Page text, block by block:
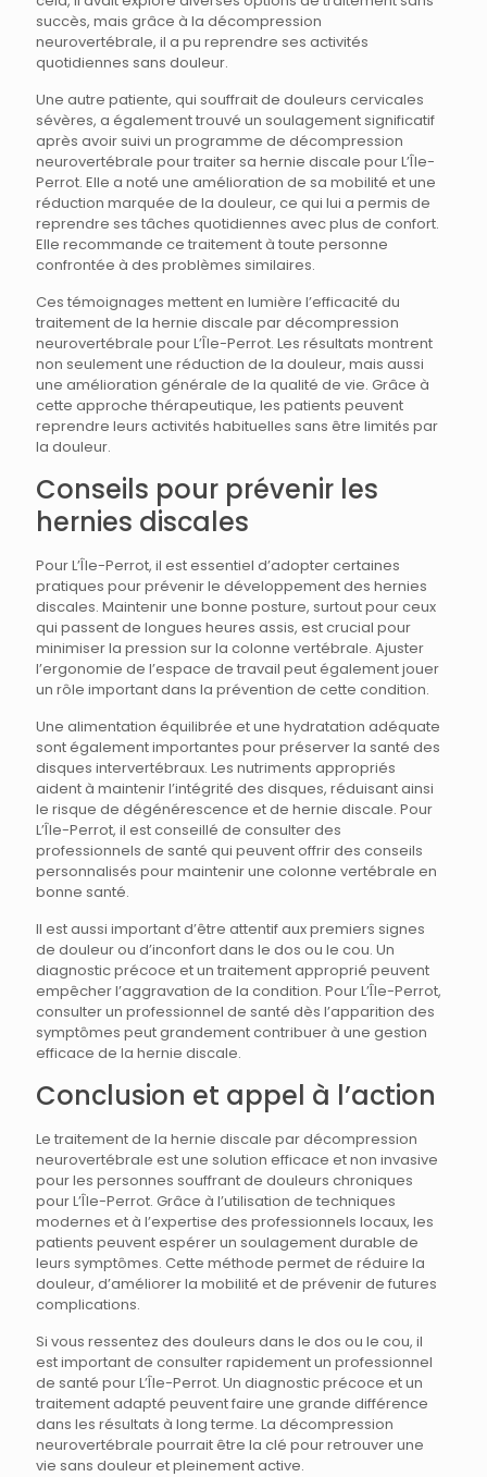
succès, mais grâce à la décompression
neurovertébrale, il a pu reprendre ses activités
quotidiennes sans douleur.
Une autre patiente, qui souffrait de douleurs cervicales
sévères, a également trouvé un soulagement significatif
après avoir suivi un programme de décompression
neurovertébrale pour traiter sa hernie discale pour L’Île-
Perrot. Elle a noté une amélioration de sa mobilité et une
réduction marquée de la douleur, ce qui lui a permis de
reprendre ses tâches quotidiennes avec plus de confort.
Elle recommande ce traitement à toute personne
confrontée à des problèmes similaires.
Ces témoignages mettent en lumière l’efficacité du
traitement de la hernie discale par décompression
neurovertébrale pour L’Île-Perrot. Les résultats montrent
non seulement une réduction de la douleur, mais aussi
une amélioration générale de la qualité de vie. Grâce à
cette approche thérapeutique, les patients peuvent
reprendre leurs activités habituelles sans être limités par
la douleur.
Conseils pour prévenir les
hernies discales
Pour L’Île-Perrot, il est essentiel d’adopter certaines
pratiques pour prévenir le développement des hernies
discales. Maintenir une bonne posture, surtout pour ceux
qui passent de longues heures assis, est crucial pour
minimiser la pression sur la colonne vertébrale. Ajuster
l’ergonomie de l’espace de travail peut également jouer
un rôle important dans la prévention de cette condition.
Une alimentation équilibrée et une hydratation adéquate
sont également importantes pour préserver la santé des
disques intervertébraux. Les nutriments appropriés
aident à maintenir l’intégrité des disques, réduisant ainsi
le risque de dégénérescence et de hernie discale. Pour
L’Île-Perrot, il est conseillé de consulter des
professionnels de santé qui peuvent offrir des conseils
personnalisés pour maintenir une colonne vertébrale en
bonne santé.
Il est aussi important d’être attentif aux premiers signes
de douleur ou d’inconfort dans le dos ou le cou. Un
diagnostic précoce et un traitement approprié peuvent
empêcher l’aggravation de la condition. Pour L’Île-Perrot,
consulter un professionnel de santé dès l’apparition des
symptômes peut grandement contribuer à une gestion
efficace de la hernie discale.
Conclusion et appel à l’action
Le traitement de la hernie discale par décompression
neurovertébrale est une solution efficace et non invasive
pour les personnes souffrant de douleurs chroniques
pour L’Île-Perrot. Grâce à l’utilisation de techniques
modernes et à l’expertise des professionnels locaux, les
patients peuvent espérer un soulagement durable de
leurs symptômes. Cette méthode permet de réduire la
douleur, d’améliorer la mobilité et de prévenir de futures
complications.
Si vous ressentez des douleurs dans le dos ou le cou, il
est important de consulter rapidement un professionnel
de santé pour L’Île-Perrot. Un diagnostic précoce et un
traitement adapté peuvent faire une grande différence
dans les résultats à long terme. La décompression
neurovertébrale pourrait être la clé pour retrouver une
vie sans douleur et pleinement active.